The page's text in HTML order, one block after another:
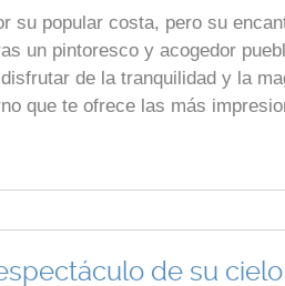
su popular costa, pero su
un pintoresco y acogedor
de la tranquilidad y la
que te ofrece las más
de su